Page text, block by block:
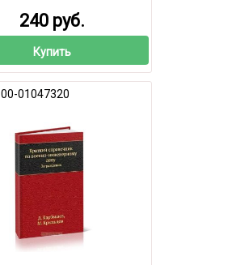
240 руб.
Купить
00-01047320